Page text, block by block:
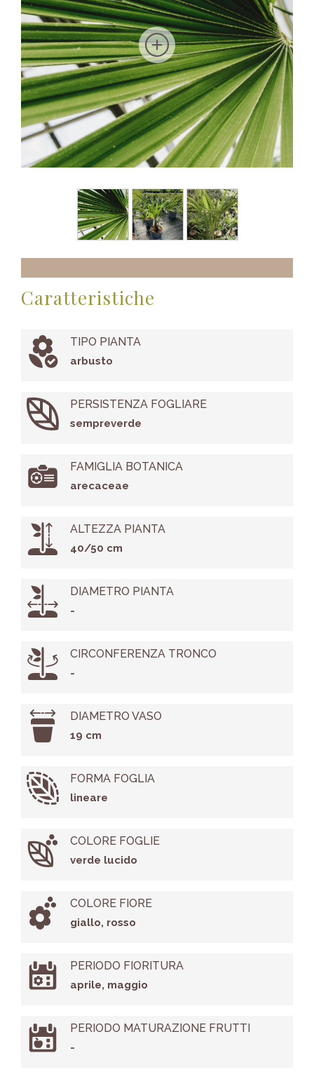
Caratteristiche
TIPO PIANTA
arbusto
PERSISTENZA FOGLIARE
sempreverde
FAMIGLIA BOTANICA
arecaceae
ALTEZZA PIANTA
40/50 cm
DIAMETRO PIANTA
-
CIRCONFERENZA TRONCO
-
DIAMETRO VASO
19 cm
FORMA FOGLIA
lineare
COLORE FOGLIE
verde lucido
COLORE FIORE
giallo, rosso
PERIODO FIORITURA
aprile, maggio
PERIODO MATURAZIONE FRUTTI
-